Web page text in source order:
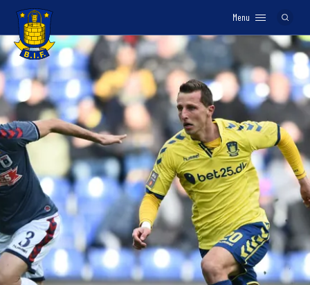
Logo
Menu